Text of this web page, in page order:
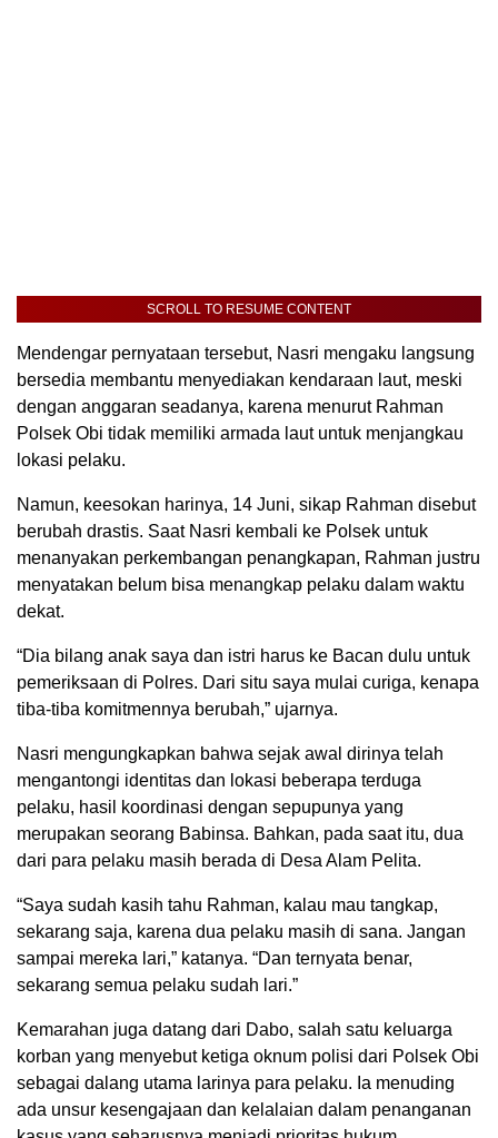
SCROLL TO RESUME CONTENT
Mendengar pernyataan tersebut, Nasri mengaku langsung
bersedia membantu menyediakan kendaraan laut, meski
dengan anggaran seadanya, karena menurut Rahman
Polsek Obi tidak memiliki armada laut untuk menjangkau
lokasi pelaku.
Namun, keesokan harinya, 14 Juni, sikap Rahman disebut
berubah drastis. Saat Nasri kembali ke Polsek untuk
menanyakan perkembangan penangkapan, Rahman justru
menyatakan belum bisa menangkap pelaku dalam waktu
dekat.
“Dia bilang anak saya dan istri harus ke Bacan dulu untuk
pemeriksaan di Polres. Dari situ saya mulai curiga, kenapa
tiba-tiba komitmennya berubah,” ujarnya.
Nasri mengungkapkan bahwa sejak awal dirinya telah
mengantongi identitas dan lokasi beberapa terduga
pelaku, hasil koordinasi dengan sepupunya yang
merupakan seorang Babinsa. Bahkan, pada saat itu, dua
dari para pelaku masih berada di Desa Alam Pelita.
“Saya sudah kasih tahu Rahman, kalau mau tangkap,
sekarang saja, karena dua pelaku masih di sana. Jangan
sampai mereka lari,” katanya. “Dan ternyata benar,
sekarang semua pelaku sudah lari.”
Kemarahan juga datang dari Dabo, salah satu keluarga
korban yang menyebut ketiga oknum polisi dari Polsek Obi
sebagai dalang utama larinya para pelaku. Ia menuding
ada unsur kesengajaan dan kelalaian dalam penanganan